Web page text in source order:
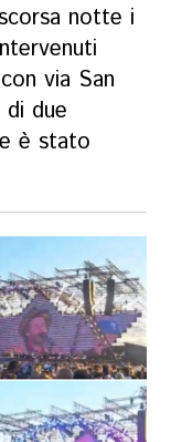
notte i
via San
due
è stato